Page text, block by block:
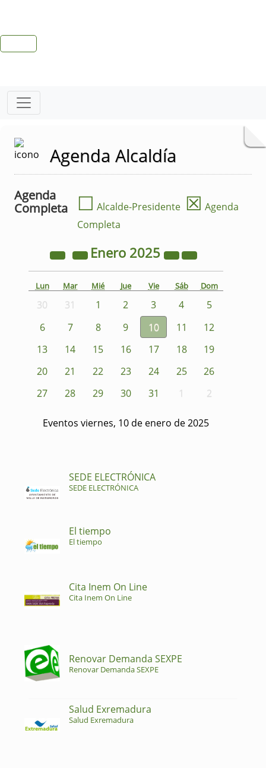
Agenda Alcaldía
Agenda
Completa
☐ Alcalde-Presidente ☒ Agenda
Completa
Enero 2025
Lun Mar Mié Jue Vie Sáb Dom
30 31 1 2 3 4
5
6
7 8 9 10 11
12
13
14 15 16 17 18
19
20
21 22 23 24 25
26
27
28 29 30 31 1 2
Eventos viernes, 10 de enero de 2025
SEDE ELECTRÓNICA
SEDE ELECTRÓNICA
El tiempo
El tiempo
Cita Inem On Line
Cita Inem On Line
Renovar Demanda SEXPE
Renovar Demanda SEXPE
Salud Exremadura
Salud Exremadura